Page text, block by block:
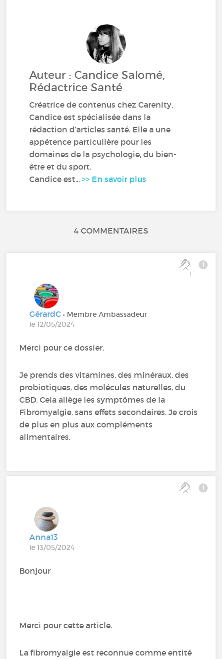
Auteur : Candice Salomé,
Rédactrice Santé
Créatrice de contenus chez Carenity,
Candice est spécialisée dans la
rédaction d’articles santé. Elle a une
appétence particulière pour les
domaines de la psychologie, du bien-
être et du sport.
Candice est...>> En savoir plus
4 COMMENTAIRES
1
GérardC• Membre Ambassadeur
le 12/05/2024
Merci pour ce dossier.
Je prends des vitamines, des minéraux, des
probiotiques, des molécules naturelles, du
CBD. Cela allège les symptômes de la
Fibromyalgie, sans effets secondaires. Je crois
de plus en plus aux compléments
alimentaires.
Anna13
le 13/05/2024
Bonjour
Merci pour cette article.
La fibromyalgie est reconnue comme entité